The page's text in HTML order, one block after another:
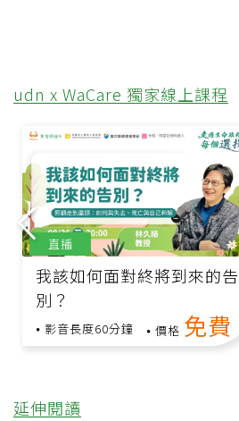
udn x WaCare 獨家線上課程
我該如何面對終將到來的告
別？
影音長度60分鐘 價格 免費
直播
延伸閱讀